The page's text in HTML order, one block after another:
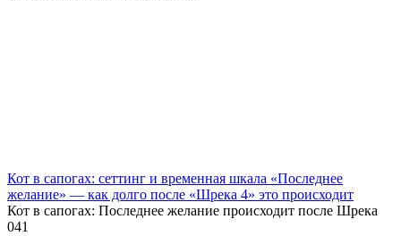
Кот в сапогах: сеттинг и временная шкала «Последнее
желание» — как долго после «Шрека 4» это происходит
Кот в сапогах: Последнее желание происходит после Шрека
041